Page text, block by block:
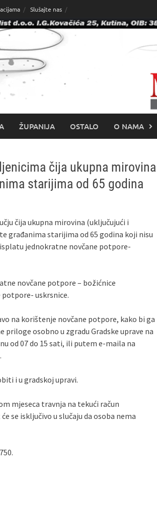
Slušajte nas
ŽUPANIJA OSTALO O NAMA
čija ukupna mirovina
starijima od 65 godina
čija ukupna mirovina (uključujući i
građanima starijima od 65 godina koji nisu
jednokratne novčane potpore-
novčane potpore – božićnice
uskrsnice.
na korištenje novčane potpore, kako bi ga
osobno u zgradu Gradske uprave na
od 07 do 15 sati, ili putem e-maila na
i u gradskoj upravi.
mjeseca travnja na tekući račun
se isključivo u slučaju da osoba nema